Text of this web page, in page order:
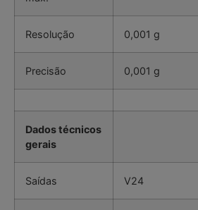
Resolução 0,001 g
Precisão 0,001 g
Dados técnicos
gerais
Saídas V24